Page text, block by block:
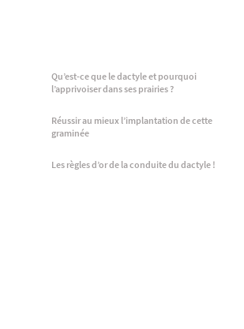
Qu’est-ce que le dactyle et pourquoi
l’apprivoiser dans ses prairies ?
Réussir au mieux l’implantation de cette
graminée
Les règles d’or de la conduite du dactyle !